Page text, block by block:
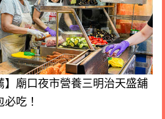
】廟口夜市營養三明治天盛舖
必吃！